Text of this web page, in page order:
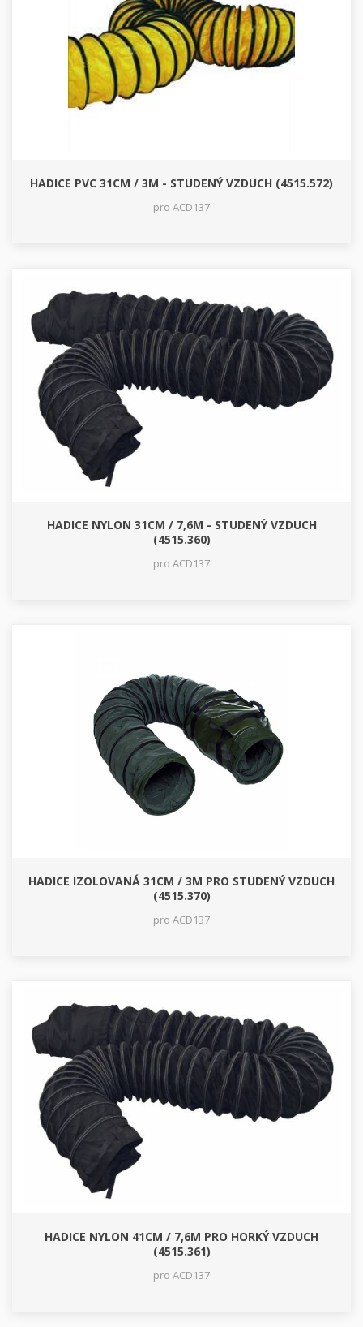
HADICE PVC 31CM / 3M - STUDENÝ VZDUCH (4515.572)
pro ACD137
HADICE NYLON 31CM / 7,6M - STUDENÝ VZDUCH
(4515.360)
pro ACD137
HADICE IZOLOVANÁ 31CM / 3M PRO STUDENÝ VZDUCH
(4515.370)
pro ACD137
HADICE NYLON 41CM / 7,6M PRO HORKÝ VZDUCH
(4515.361)
pro ACD137